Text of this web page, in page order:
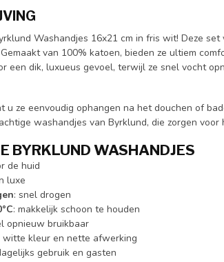
Washandjes 16x21 cm in fris wit! Deze
van 100% katoen, bieden ze ultiem
een dik, luxueus gevoel, terwijl ze snel vocht
u ze eenvoudig ophangen na het douchen of
washandjes van Byrklund, die zorgen voor
BYRKLUND WASHANDJES
de huid
luxe
: snel drogen
: makkelijk schoon te houden
opnieuw bruikbaar
witte kleur en nette afwerking
gebruik en gasten